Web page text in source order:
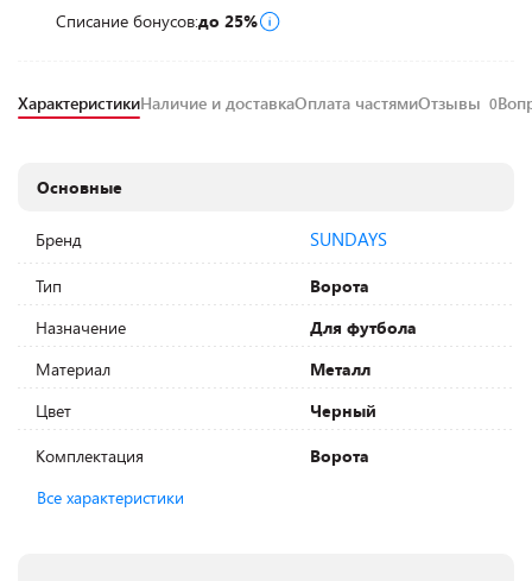
Списание бонусов:до 25%
ХарактеристикиНаличие и доставкаОплата частямиОтзывы 0
Основные
Бренд SUNDAYS
Тип
Ворота
Назначение
Для футбола
Материал
Металл
Цвет
Черный
Комплектация
Ворота
Все характеристики